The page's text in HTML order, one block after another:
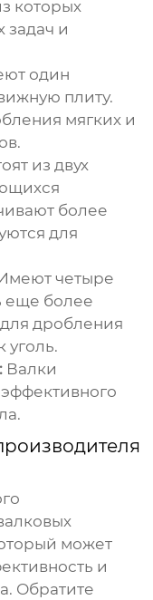
которых
задач и
один
плиту.
мягких и
из двух
более
для
четыре
еще более
дробления
уголь.
Валки
может
и
Обратите